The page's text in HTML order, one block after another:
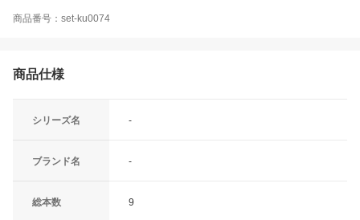
商品番号：set-ku0074
商品仕様
シリーズ名 -
ブランド名 -
総本数 9